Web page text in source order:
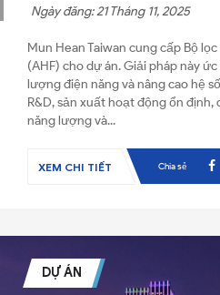
Ngày đăng: 21 Tháng 11, 2025
Mun Hean Taiwan cung cấp Bộ
(AHF) cho dự án. Giải pháp này
lượng điện năng và nâng cao hệ
R&D, sản xuất hoạt động ổn
năng lượng và...
XEM CHI TIẾT Chia sẻ
DỰ ÁN